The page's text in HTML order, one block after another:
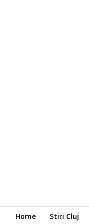
Home Stiri Cluj